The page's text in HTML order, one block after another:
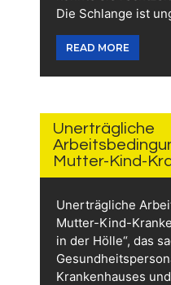
Die Schlange ist
READ MORE
2026
Unerträgliche
Mutter-Kind-
Unerträgliche
Mutter-Kind-
in der Hölle“, das
Krankenhauses